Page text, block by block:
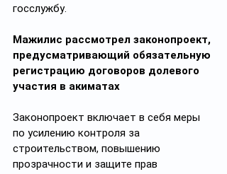
госслужбу.
Мажилис рассмотрел законопроект,
предусматривающий обязательную
регистрацию договоров долевого
участия в акиматах
Законопроект включает в себя меры
по усилению контроля за
строительством, повышению
прозрачности и защите прав